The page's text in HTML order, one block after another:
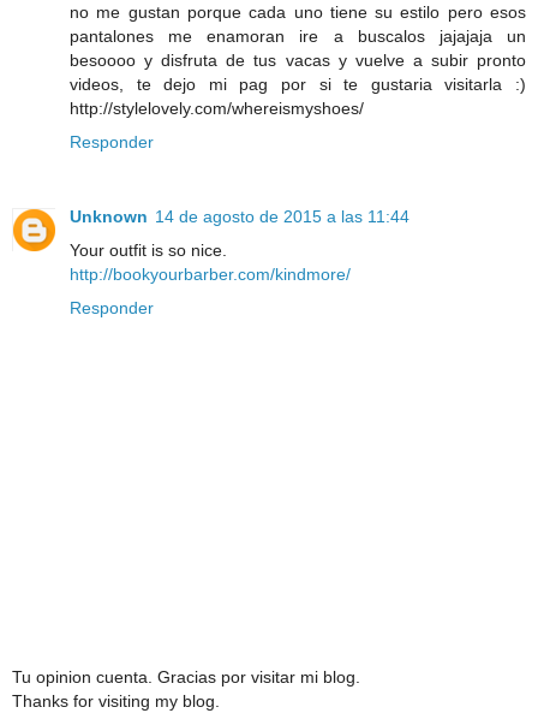
no me gustan porque cada uno tiene su estilo pero esos
pantalones me enamoran ire a buscalos jajajaja un
besoooo y disfruta de tus vacas y vuelve a subir pronto
videos, te dejo mi pag por si te gustaria visitarla :)
http://stylelovely.com/whereismyshoes/
Responder
Unknown 14 de agosto de 2015 a las 11:44
Your outfit is so nice.
http://bookyourbarber.com/kindmore/
Responder
Tu opinion cuenta. Gracias por visitar mi blog.
Thanks for visiting my blog.